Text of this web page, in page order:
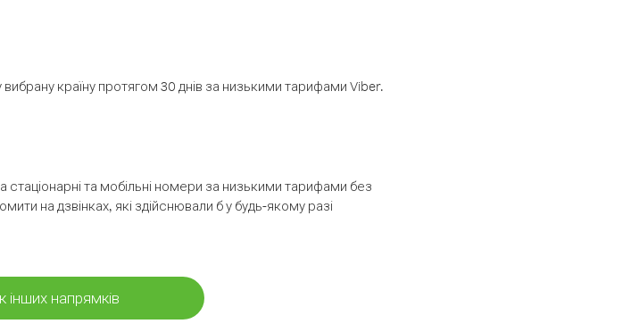
країну протягом 30 днів за низькими тарифами Viber.
та мобільні номери за низькими тарифами без
на дзвінках, які здійснювали б у будь-якому разі
інших напрямків